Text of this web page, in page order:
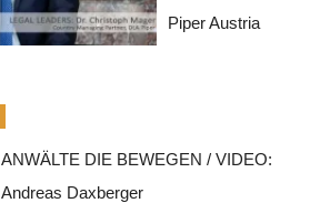
Piper Austria
ANWÄLTE DIE BEWEGEN / VIDEO:
Andreas Daxberger